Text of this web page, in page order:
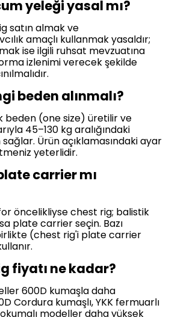
yeleği yasal mı?
satın almak ve
amaçlı kullanmak yasaldır;
ise ilgili ruhsat mevzuatına
izlenimi verecek şekilde
beden alınmalı?
beden (one size) üretilir ve
45–130 kg aralığındaki
sağlar. Ürün açıklamasındaki ayar
yeterlidir.
carrier mı
öncelikliyse chest rig; balistik
plate carrier seçin. Bazı
(chest rig'i plate carrier
fiyatı ne kadar?
600D kumaşla daha
Cordura kumaşlı, YKK fermuarlı
modeller daha yüksek